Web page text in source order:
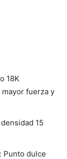
18K
fuerza y
15
Punto dulce